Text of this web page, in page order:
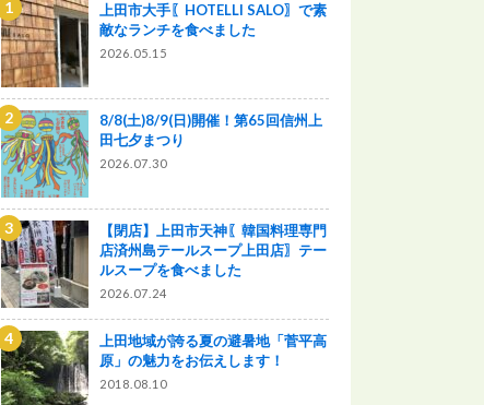
上田市大手〖HOTELLI SALO〗で素
敵なランチを食べました
2026.05.15
8/8(土)8/9(日)開催！第65回信州上
田七夕まつり
2026.07.30
【閉店】上田市天神〖韓国料理専門
店済州島テールスープ上田店〗テー
ルスープを食べました
2026.07.24
上田地域が誇る夏の避暑地「菅平高
原」の魅力をお伝えします！
2018.08.10